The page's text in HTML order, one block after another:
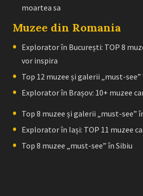
moartea sa
Muzee din Romania
Explorator în București: TOP 8
vor inspira
Top 12 muzee și galerii „must-
Explorator în Brașov: 10+ muzee
Top 8 muzee și galerii „must-see”
Explorator în Iași: TOP 11 muzee
Top 8 muzee „must-see” în Sibiu